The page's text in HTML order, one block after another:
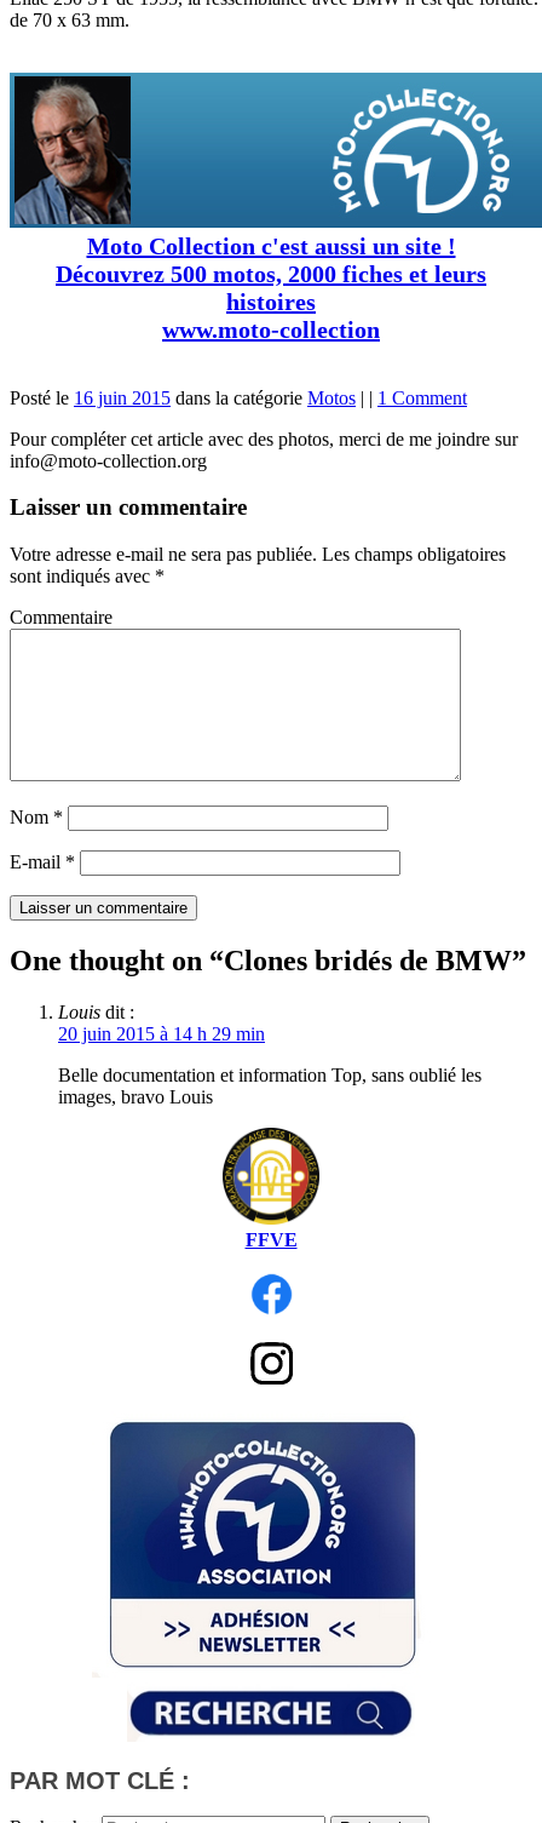
de 70 x 63 mm.
Moto Collection c'est aussi un site !
Découvrez 500 motos, 2000 fiches et leurs
histoires
www.moto-collection
Posté le 16 juin 2015 dans la catégorie Motos | | 1 Comment
Pour compléter cet article avec des photos, merci de me joindre sur
info@moto-collection.org
Laisser un commentaire
Votre adresse e-mail ne sera pas publiée. Les champs obligatoires
sont indiqués avec *
Commentaire
Nom *
E-mail *
One thought on “Clones bridés de BMW”
Louis dit :
20 juin 2015 à 14 h 29 min
Belle documentation et information Top, sans oublié les
images, bravo Louis
FFVE
PAR MOT CLÉ :